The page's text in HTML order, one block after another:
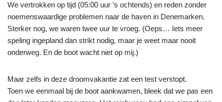
We vertrokken op tijd (05:00 uur ’s ochtends) en reden zonder
noemenswaardige problemen naar de haven in Denemarken.
Sterker nog, we waren twee uur te vroeg. (Oeps… Iets meer
speling ingepland dan strikt nodig, maar je weet maar nooit
onderweg. En de boot wacht niet op mij.)
Maar zelfs in deze droomvakantie zat een test verstopt.
Toen we eenmaal bij de boot aankwamen, bleek dat we pas een